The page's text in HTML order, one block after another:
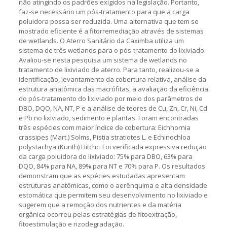
não atingindo os padrões exigidos na legislação. Portanto,
faz-se necessário um pós-tratamento para que a carga
poluidora possa ser reduzida. Uma alternativa que tem se
mostrado eficiente é a fitorremediação através de sistemas
de wetlands. O Aterro Sanitário da Caximba utiliza um
sistema de três wetlands para o pós-tratamento do lixiviado.
Avaliou-se nesta pesquisa um sistema de wetlands no
tratamento de lixiviado de aterro. Para tanto, realizou-se a
identificação, levantamento da cobertura relativa, análise da
estrutura anatômica das macrófitas, a avaliação da eficiência
do pós-tratamento do lixiviado por meio dos parâmetros de
DBO, DQO, NA, NT, P e a análise de teores de Cu, Zn, Cr, Ni, Cd
e Pb no lixiviado, sedimento e plantas. Foram encontradas
três espécies com maior índice de cobertura: Eichhornia
crassipes (Mart.) Solms, Pistia stratiotes L. e Echinochloa
polystachya (Kunth) Hitchc. Foi verificada expressiva redução
da carga poluidora do lixiviado: 75% para DBO, 63% para
DQO, 84% para NA, 89% para NT e 70% para P. Os resultados
demonstram que as espécies estudadas apresentam
estruturas anatômicas, como o aerênquima e alta densidade
estomática que permitem seu desenvolvimento no lixiviado e
sugerem que a remoção dos nutrientes e da matéria
orgânica ocorreu pelas estratégias de fitoextração,
fitoestimulação e rizodegradação.